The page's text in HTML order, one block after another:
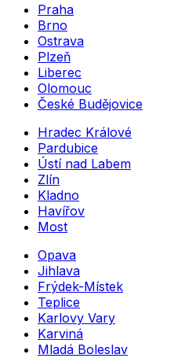
Praha
Brno
Ostrava
Plzeň
Liberec
Olomouc
České Budějovice
Hradec Králové
Pardubice
Ústí nad Labem
Zlín
Kladno
Havířov
Most
Opava
Jihlava
Frýdek-Místek
Teplice
Karlovy Vary
Karviná
Mladá Boleslav